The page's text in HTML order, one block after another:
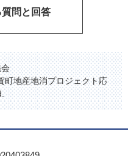
質問と回答
地産地消プロジェクト応